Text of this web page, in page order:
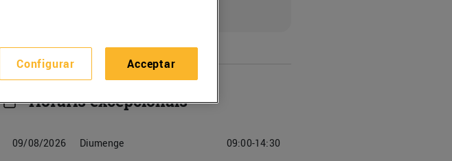
Horaris excepcionals
09/08/2026 Diumenge 09:00-14:30
Configurar Acceptar